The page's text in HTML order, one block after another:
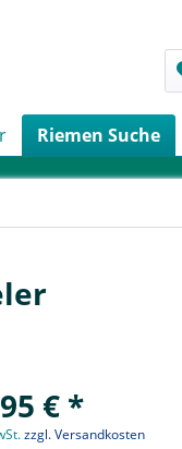
Riemen Suche
€ *
zzgl. Versandkosten